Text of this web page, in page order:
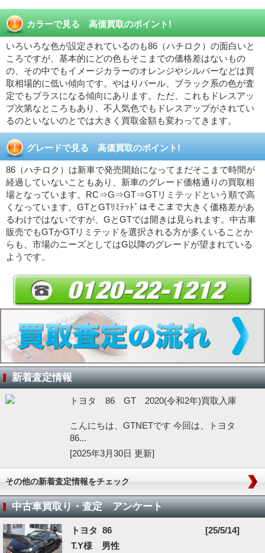
カラーで見る 高価買取のポイント!
いろいろな色が設定されているのも86（ハチロク）の面白いと
ころですが、基本的にどの色もそこまでの価格差はないもの
の、その中でもイメージカラーのオレンジやシルバーなどは買
取相場的に低い傾向です。やはりパール、ブラック系の色が査
定でもプラスになる傾向にあります。ただ、これもドレスアッ
プ次第なところもあり、不人気色でもドレスアップがされてい
るのといないのとでは大きく買取金額も変わってきます。
グレードで見る 高価買取のポイント!
86（ハチロク）は新車で発売開始になってまだそこまで時間が
経過していないこともあり、新車のグレード価格通りの買取相
場となっています。RC⇒G⇒GT⇒GTリミテッドという順で高
くなっています。GTとGTﾘﾐﾃｯﾄﾞはそこまで大きく価格差があ
るわけではないですが、GとGTでは開きは見られます。中古車
販売でもGTかGTリミテッドを選択される方が多くいることか
らも、市場のニーズとしてはG以降のグレードが望まれている
ようです。
新着査定情報
トヨタ 86 GT 2020(令和2年)買取入庫
こんにちは、GTNETです 今回は、トヨタ
86...
[2025年3月30日 更新]
その他の新着査定情報をチェック
中古車買取り・査定 アンケート
トヨタ 86
[25/5/14]
T.Y様 男性